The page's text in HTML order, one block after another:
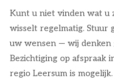
Kunt u niet vinden wat u
wisselt regelmatig. Stuur
uw wensen — wij denken
Bezichtiging op afspraak
regio Leersum is mogelijk.